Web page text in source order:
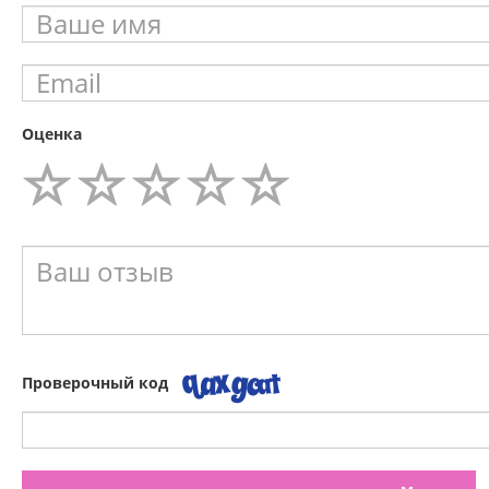
Оценка
Проверочный код